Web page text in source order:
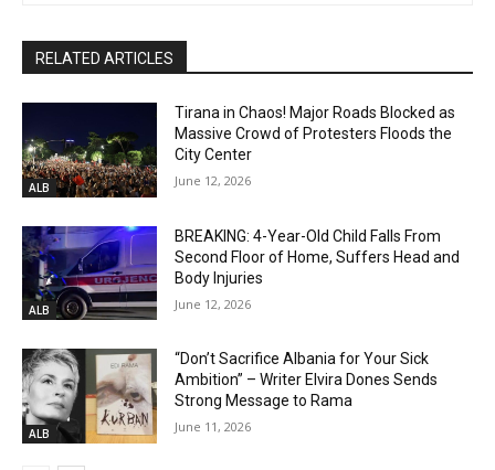
RELATED ARTICLES
ALB
Tirana in Chaos! Major Roads Blocked as
Massive Crowd of Protesters Floods the
City Center
June 12, 2026
ALB
BREAKING: 4-Year-Old Child Falls From
Second Floor of Home, Suffers Head and
Body Injuries
June 12, 2026
ALB
“Don’t Sacrifice Albania for Your Sick
Ambition” – Writer Elvira Dones Sends
Strong Message to Rama
June 11, 2026